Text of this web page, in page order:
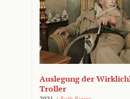
Auslegung der
Troller